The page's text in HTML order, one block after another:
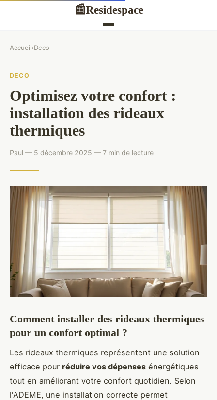
📰Residespace
Accueil›Deco
DECO
Optimisez votre confort :
installation des rideaux
thermiques
Paul — 5 décembre 2025 — 7 min de lecture
Comment installer des rideaux thermiques
pour un confort optimal ?
Les rideaux thermiques représentent une solution
efficace pour réduire vos dépenses énergétiques
tout en améliorant votre confort quotidien. Selon
l'ADEME, une installation correcte permet